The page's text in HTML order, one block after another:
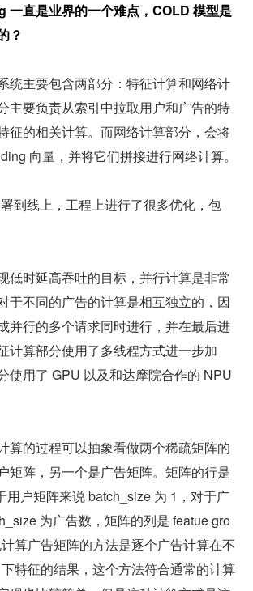
一直是业界的一个难点，COLD 模型是
？
统主要包含两部分：特征计算和网络计
主要负责从索引中拉取用户和广告的特
征的相关计算。而网络计算部分，会将
向量，并将它们拼接进行网络计算。
到线上，工程上进行了很多优化，包
低时延高吞吐的目标，并行计算是非常
于不同的广告的计算是相互独立的，因
并行的多个请求同时进行，并在最后进
计算部分使用了多线程方式进一步加
使用了 GPU 以及和达摩院合作的 NPU
算的过程可以抽象看做两个稀疏矩阵的
矩阵，另一个是广告矩阵。矩阵的行是
用户矩阵来说 batch_size 为 1，对于广
为广告数，矩阵的列是 featue gro
算广告矩阵的方法是逐个广告计算在不
特征的结果，这个方法符合通常的计算